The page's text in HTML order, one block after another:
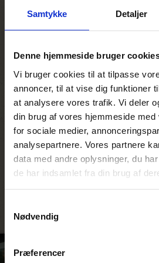
Samtykke Detaljer
Denne hjemmeside bruger
Vi bruger cookies til at tilpasse
annoncer, til at vise dig funktioner
at analysere vores trafik. Vi deler
din brug af vores hjemmeside med
for sociale medier,
analysepartnere. Vores partnere
data med andre oplysninger, du
de har indsamlet fra din brug af
Nødvendig
Præferencer
Jeres dag på
Der er morgen- og
åbne jeeps. På
holdt i bushen, hvor I nyder
tilbage på lodgen til en
morgenmad, hvorefter I
slappe af omkring poolen
værelse. Efter en stor
eftermiddags- eller
hyggelige bålsted på
perfekte sted for en drink
aftensmaden.